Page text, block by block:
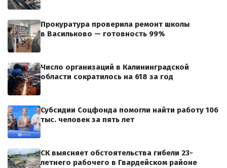
Прокуратура проверила ремонт школы
в Васильково — готовность 99%
Число организаций в Калининградской
области сократилось на 618 за год
Субсидии Соцфонда помогли найти работу 106
тыс. человек за пять лет
СК выясняет обстоятельства гибели 23-
летнего рабочего в Гвардейском районе